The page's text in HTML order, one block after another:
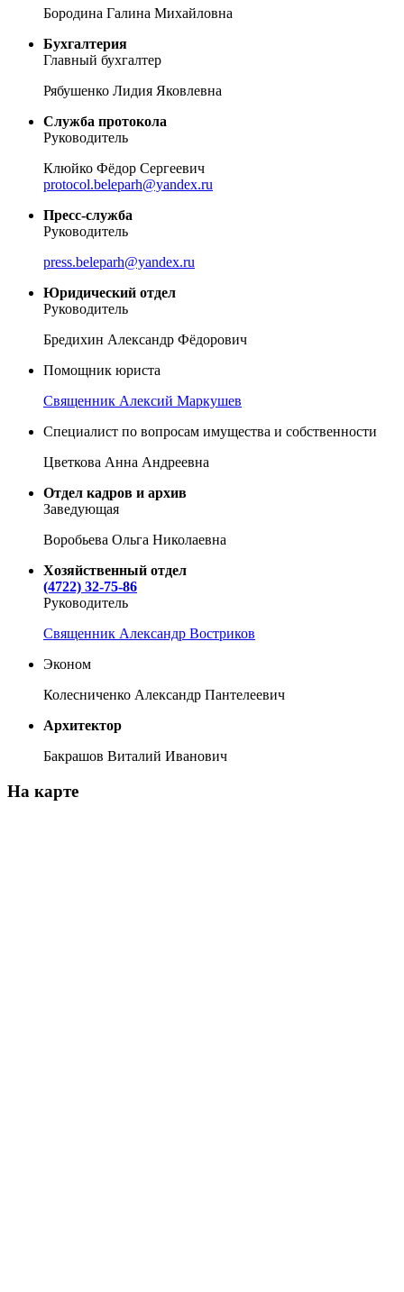
Бородина Галина Михайловна
Бухгалтерия
Главный бухгалтер
Рябушенко Лидия Яковлевна
Служба протокола
Руководитель
Клюйко Фёдор Сергеевич
protocol.beleparh@yandex.ru
Пресс-служба
Руководитель
press.beleparh@yandex.ru
Юридический отдел
Руководитель
Бредихин Александр Фёдорович
Помощник юриста
Священник Алексий Маркушев
Специалист по вопросам имущества и собственности
Цветкова Анна Андреевна
Отдел кадров и архив
Заведующая
Воробьева Ольга Николаевна
Хозяйственный отдел
(4722) 32-75-86
Руководитель
Священник Александр Востриков
Эконом
Колесниченко Александр Пантелеевич
Архитектор
Бакрашов Виталий Иванович
На карте